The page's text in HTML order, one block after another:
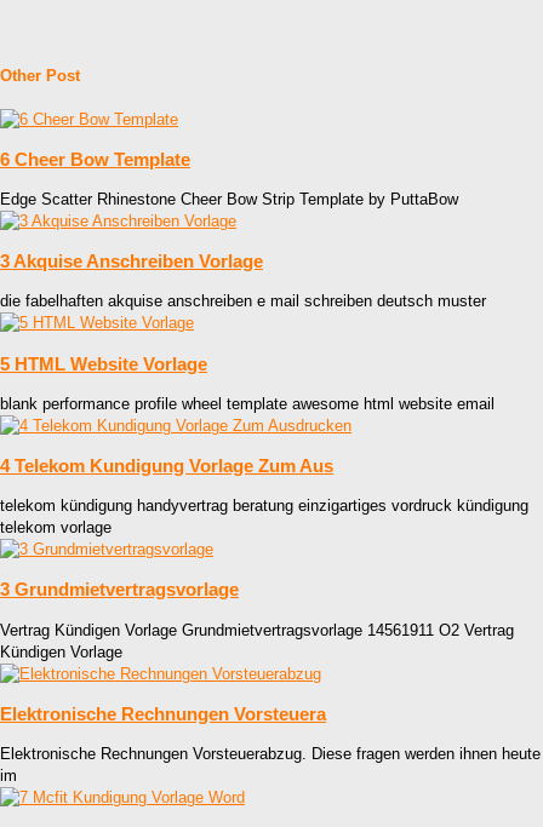
Other Post
6 Cheer Bow Template
Edge Scatter Rhinestone Cheer Bow Strip Template by PuttaBow
3 Akquise Anschreiben Vorlage
die fabelhaften akquise anschreiben e mail schreiben deutsch muster
5 HTML Website Vorlage
blank performance profile wheel template awesome html website email
4 Telekom Kundigung Vorlage Zum Aus
telekom kündigung handyvertrag beratung einzigartiges vordruck kündigung
telekom vorlage
3 Grundmietvertragsvorlage
Vertrag Kündigen Vorlage Grundmietvertragsvorlage 14561911 O2 Vertrag
Kündigen Vorlage
Elektronische Rechnungen Vorsteuera
Elektronische Rechnungen Vorsteuerabzug. Diese fragen werden ihnen heute
im